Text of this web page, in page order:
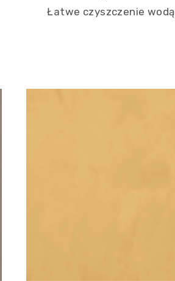
Łatwe czyszczenie wodą